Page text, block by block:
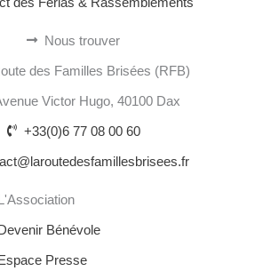
Nous trouver
des Familles Brisées (RFB)
Victor Hugo, 40100 Dax
+33(0)6 77 08 00 60
Bénévole
Presse